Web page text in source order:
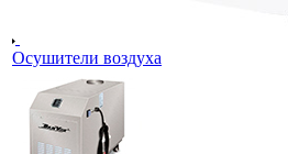
Осушители воздуха